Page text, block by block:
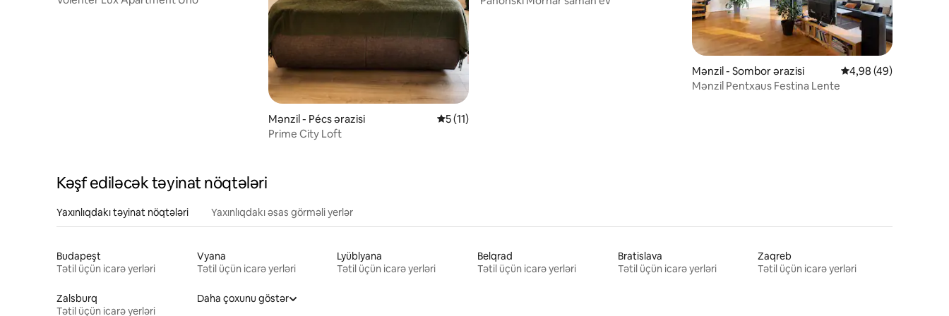
Mənzil - Pécs ərazisi Ortalama reytinq 5/5, 11 rəy
5 (11)
Prime City Loft
Mənzil - Sombor ərazisi Ortalama reytinq
4,98 (49)
Mənzil Pentxaus Festina Lente
Kəşf ediləcək təyinat nöqtələri
Yaxınlıqdakı təyinat nöqtələri Yaxınlıqdakı əsas görməli yerlər
Budapeşt
Tətil üçün icarə yerləri
Vyana
Tətil üçün icarə yerləri
Lyüblyana
Tətil üçün icarə yerləri
Belqrad
Tətil üçün icarə yerləri
Bratislava
Tətil üçün icarə yerləri
Zaqreb
Tətil üçün icarə yerləri
Zalsburq
Tətil üçün icarə yerləri
Daha çoxunu göstər